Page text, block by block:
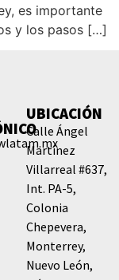
es importante
y los pasos […]
UBICACIÓN
Calle Ángel
Martínez
Villarreal #637,
Int. PA-5,
Colonia
Chepevera,
Monterrey,
Nuevo León,